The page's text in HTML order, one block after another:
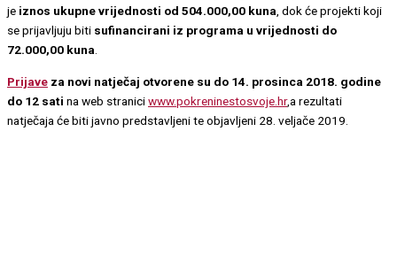
je iznos ukupne vrijednosti od 504.000,00 kuna, dok će projekti koji
se prijavljuju biti sufinancirani iz programa u vrijednosti do
72.000,00 kuna.
Prijave za novi natječaj otvorene su do 14. prosinca 2018. godine
do 12 sati na web straniciwww.pokreninestosvoje.hr,a rezultati
natječaja će biti javno predstavljeni te objavljeni 28. veljače 2019.